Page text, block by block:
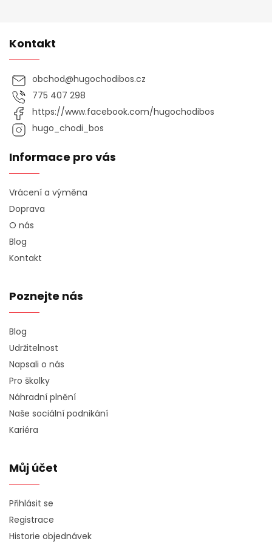
Kontakt
obchod@hugochodibos.cz
775 407 298
https://www.facebook.com/hugochodibos
hugo_chodi_bos
Informace pro vás
Vrácení a výměna
Doprava
O nás
Blog
Kontakt
Poznejte nás
Blog
Udržitelnost
Napsali o nás
Pro školky
Náhradní plnění
Naše sociální podnikání
Kariéra
Můj účet
Přihlásit se
Registrace
Historie objednávek